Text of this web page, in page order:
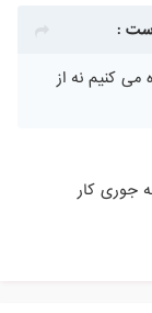
کنیم نه از
کار